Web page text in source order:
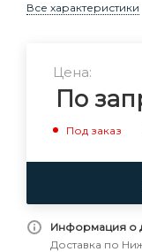
Все характеристики
Цена:
По
Под заказ
Информация о
Доставка по